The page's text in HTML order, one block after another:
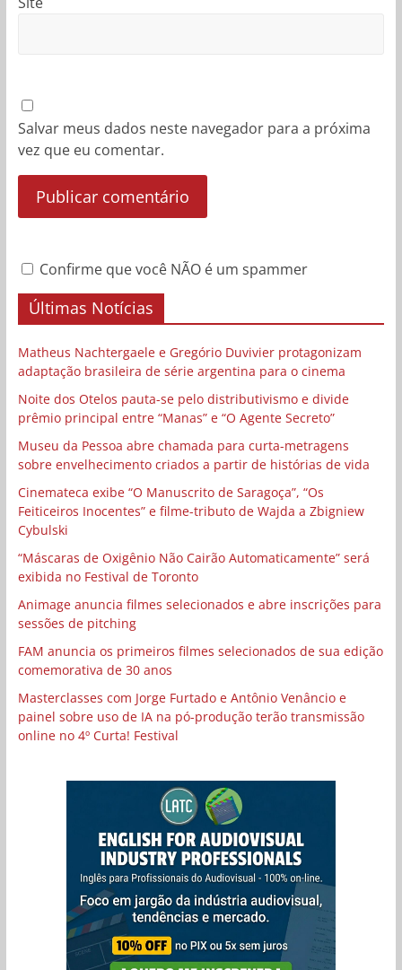
Salvar meus dados neste navegador para a próxima
vez que eu comentar.
Confirme que você NÃO é um spammer
Últimas Notícias
Matheus Nachtergaele e Gregório Duvivier protagonizam
adaptação brasileira de série argentina para o cinema
Noite dos Otelos pauta-se pelo distributivismo e divide
prêmio principal entre “Manas” e “O Agente Secreto”
Museu da Pessoa abre chamada para curta-metragens
sobre envelhecimento criados a partir de histórias de vida
Cinemateca exibe “O Manuscrito de Saragoça”, “Os
Feiticeiros Inocentes” e filme-tributo de Wajda a Zbigniew
Cybulski
“Máscaras de Oxigênio Não Cairão Automaticamente” será
exibida no Festival de Toronto
Animage anuncia filmes selecionados e abre inscrições para
sessões de pitching
FAM anuncia os primeiros filmes selecionados de sua edição
comemorativa de 30 anos
Masterclasses com Jorge Furtado e Antônio Venâncio e
painel sobre uso de IA na pó-produção terão transmissão
online no 4º Curta! Festival